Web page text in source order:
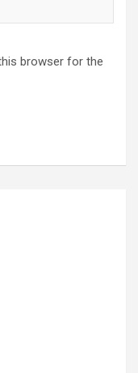
browser for the